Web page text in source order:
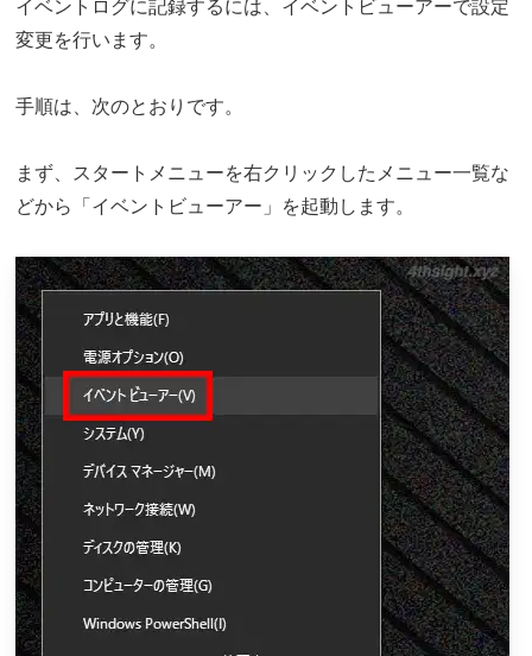
イベントログに記録するには、イベントビューアーで設定
変更を行います。
手順は、次のとおりです。
まず、スタートメニューを右クリックしたメニュー一覧な
どから「イベントビューアー」を起動します。